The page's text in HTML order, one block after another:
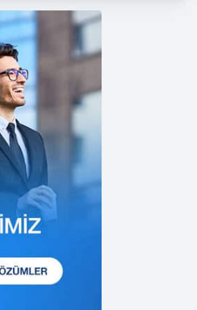
orantılılık gereklilikleri
kişisel verileri işleme amacı
Doğru ve Gerektiğinde
Sağlama
Pazarlama ve
A.Ş.; kişisel veri sahiplerinin
kendi meşru menfaatlerini
kişisel verilerin doğru ve
sağlamakla ve bu doğrultuda
için gerekli sistemleri
Meşru Amaçlarla İşleme
A.Ş.; kişisel verilerin hangi
belirlemekle ve bu amaçları